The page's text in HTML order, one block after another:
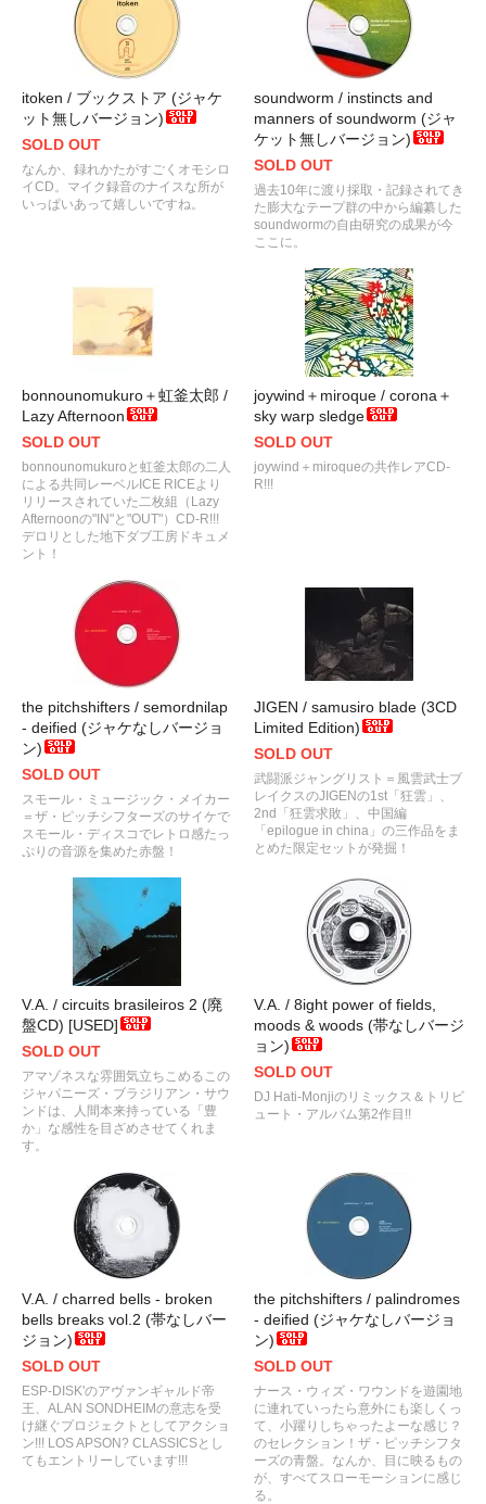
itoken / ブックストア (ジャケ
ット無しバージョン)
SOLD OUT
なんか、録れかたがすごくオモシロ
イCD。マイク録音のナイスな所が
いっぱいあって嬉しいですね。
soundworm / instincts and
manners of soundworm (ジャ
ケット無しバージョン)
SOLD OUT
過去10年に渡り採取・記録されてき
た膨大なテープ群の中から編纂した
soundwormの自由研究の成果が今
ここに。
bonnounomukuro＋虹釜太郎 /
Lazy Afternoon
SOLD OUT
bonnounomukuroと虹釜太郎の二人
による共同レーベルICE RICEより
リリースされていた二枚組（Lazy
Afternoonの"IN"と"OUT"）CD-R!!!
デロリとした地下ダブ工房ドキュメ
ント！
joywind＋miroque / corona＋
sky warp sledge
SOLD OUT
joywind＋miroqueの共作レアCD-
R!!!
the pitchshifters / semordnilap
- deified (ジャケなしバージョ
ン)
SOLD OUT
スモール・ミュージック・メイカー
＝ザ・ピッチシフターズのサイケで
スモール・ディスコでレトロ感たっ
ぷりの音源を集めた赤盤！
JIGEN / samusiro blade (3CD
Limited Edition)
SOLD OUT
武闘派ジャングリスト＝風雲武士ブ
レイクスのJIGENの1st「狂雲」、
2nd「狂雲求敗」、中国編
「epilogue in china」の三作品をま
とめた限定セットが発掘！
V.A. / circuits brasileiros 2 (廃
盤CD) [USED]
SOLD OUT
アマゾネスな雰囲気立ちこめるこの
ジャパニーズ・ブラジリアン・サウ
ンドは、人間本来持っている「豊
か」な感性を目ざめさせてくれま
す。
V.A. / 8ight power of fields,
moods & woods (帯なしバージ
ョン)
SOLD OUT
DJ Hati-Monjiのリミックス＆トリビ
ュート・アルバム第2作目!!
V.A. / charred bells - broken
bells breaks vol.2 (帯なしバー
ジョン)
SOLD OUT
ESP-DISK'のアヴァンギャルド帝
王、ALAN SONDHEIMの意志を受
け継ぐプロジェクトとしてアクショ
ン!!! LOS APSON? CLASSICSとし
てもエントリーしています!!!
the pitchshifters / palindromes
- deified (ジャケなしバージョ
ン)
SOLD OUT
ナース・ウィズ・ワウンドを遊園地
に連れていったら意外にも楽しくっ
て、小躍りしちゃったよーな感じ？
のセレクション！ザ・ピッチシフタ
ーズの青盤。なんか、目に映るもの
が、すべてスローモーションに感じ
る。